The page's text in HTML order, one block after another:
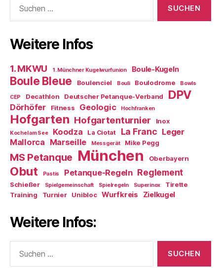
nach:
Weitere Infos
1. MKWU 1. Münchner Kugelwurfunion Boule-Kugeln
Boule Bleue Boulenciel Bouli Boulodrome Bowls
CEP Decathlon Deutscher Petanque-Verband DPV
Dörhöfer Fitness Geologic Hochfranken
Hofgarten Hofgartenturnier Inox
Kochel am See Koodza La Ciotat La Franc Leger
Mallorca Marseille Messgerät Mike Pegg
MS Petanque München Oberbayern
Obut Pastis Petanque-Regeln Reglement
Schießer Spielgemeinschaft Spielregeln Superinox
Tirette
Training
Turnier Unibloc Wurfkreis Zielkugel
Weitere Infos:
nach: